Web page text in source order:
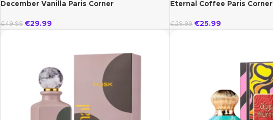
December Vanilla Paris Corner
€49.99 €29.99
Eternal Coffee Paris Corner
€29.99 €25.99